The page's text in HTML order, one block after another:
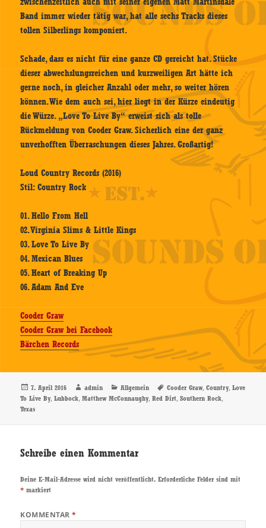
Band immer wieder tätig war, hat alle sechs Tracks dieses
tollen Silberlings komponiert.
Schade, dass es nicht für eine ganze CD gereicht hat. Stücke
dieser abwechslungsreichen und kurzweiligen Art hätte ich
gerne noch, in gleicher Anzahl oder mehr, so weiter hören
können. Wie dem auch sei, hier liegt in der Kürze eindeutig
die Würze. „Love To Live By“ erweist sich als tolle
Rückmeldung von Cooder Graw. Sicherlich eine der ganz
unverhofften Überraschungen dieses Jahres. Großartig!
Loud Country Records (2016)
Stil: Country Rock
01. Hello From Hell
02. Virginia Slims & Little Kings
03. Love To Live By
04. Mexican Blues
05. Heart of Breaking Up
06. Adam And Eve
Cooder Graw
Cooder Graw bei Facebook
Bärchen Records
Veröffentlicht
am
7. April 2016 Autor
admin Kategorien
Allgemein Schlagwörter
Cooder Graw,Country,Love
To Live By,Lubbock,Matthew McConnaughy,Red Dirt,Southern Rock,
Texas
Schreibe einen Kommentar
Deine E-Mail-Adresse wird nicht veröffentlicht. Erforderliche Felder sind mit
* markiert
KOMMENTAR*